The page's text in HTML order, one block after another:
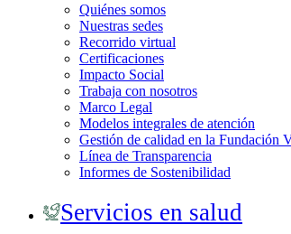
Quiénes somos
Nuestras sedes
Recorrido virtual
Certificaciones
Impacto Social
Trabaja con nosotros
Marco Legal
Modelos integrales de atención
Gestión de calidad en la Fundación
Línea de Transparencia
Informes de Sostenibilidad
Servicios en salud